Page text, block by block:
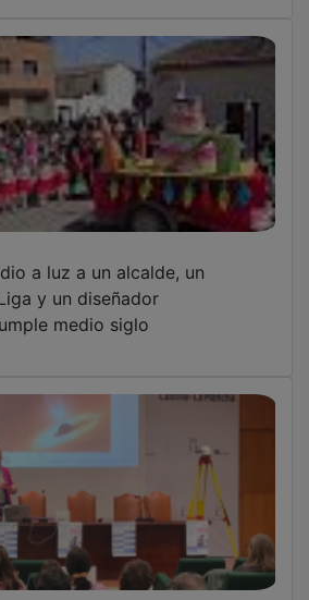
a luz a un alcalde, un
y un diseñador
medio siglo